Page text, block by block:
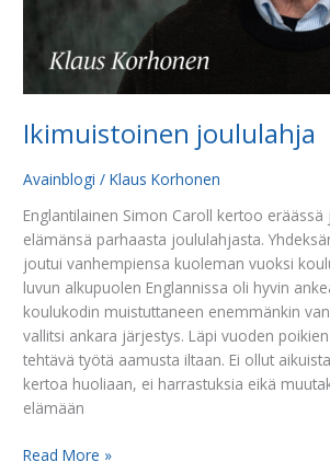
Ikimuistoinen joululahja
Avainblogi /Klaus Korhonen
Englantilainen Simon Caroll kertoo eräässä
elämänsä parhaasta joululahjasta.
joutui vanhempiensa kuoleman vuoksi
luvun alkupuolen Englannissa oli hyvin
koulukodin muistuttaneen enemmänkin
vallitsi ankara järjestys. Läpi vuoden
tehtävä työtä aamusta iltaan. Ei ollut
kertoa huoliaan, ei harrastuksia eikä
elämään
Read More »